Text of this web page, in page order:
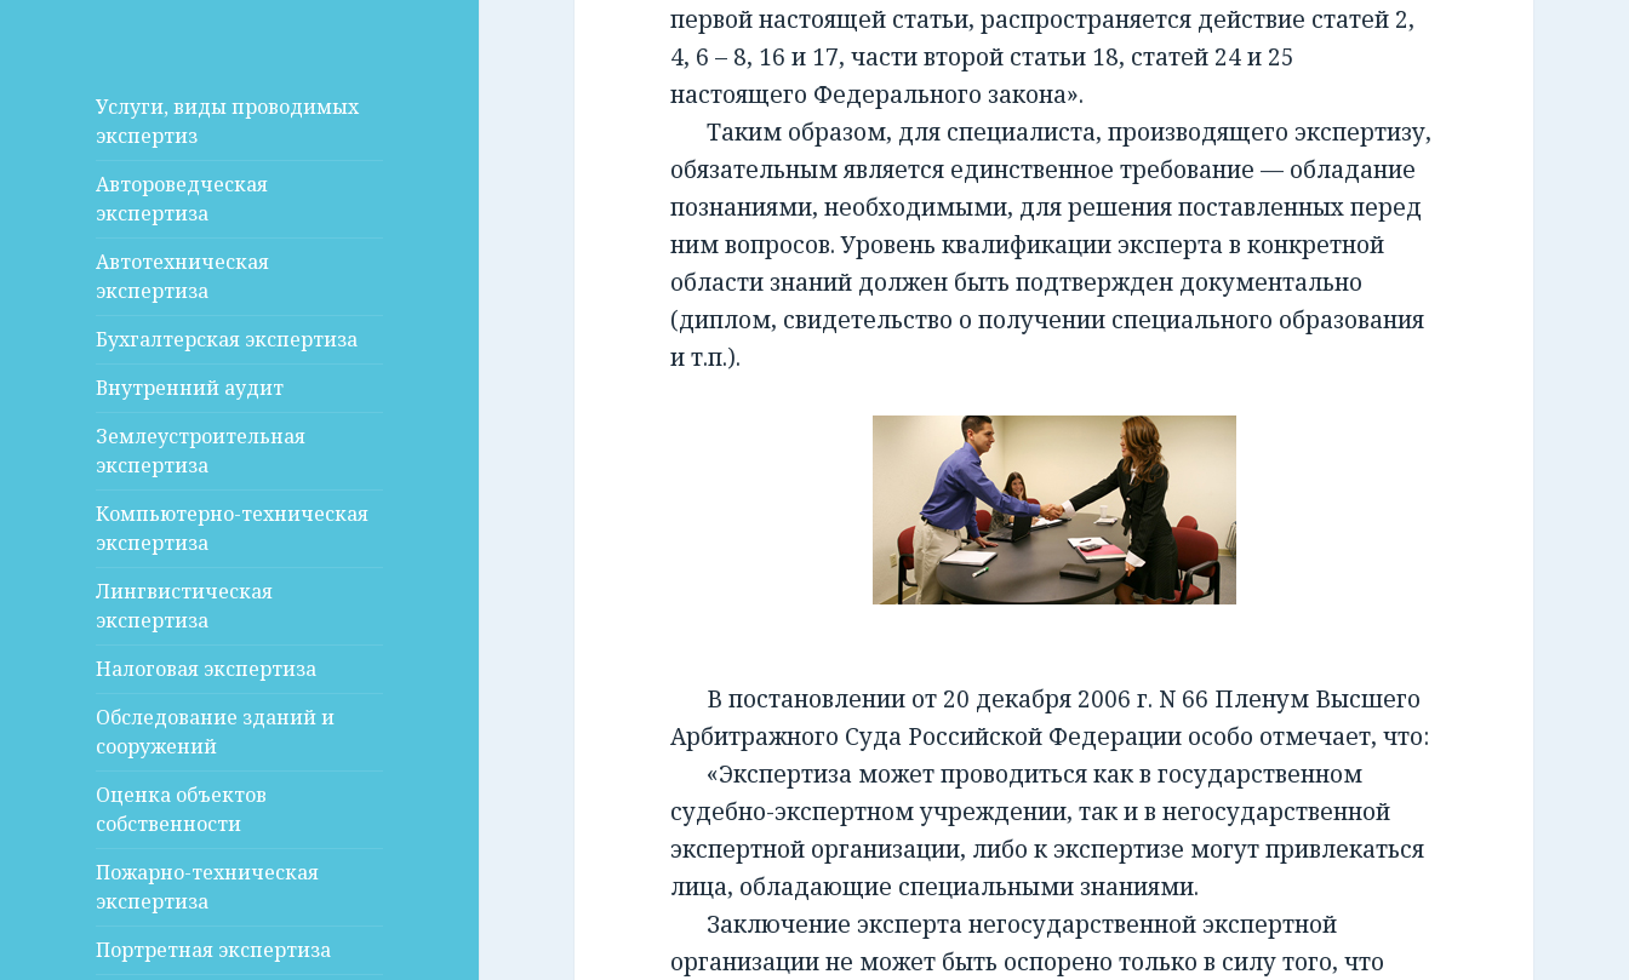
Услуги, виды проводимых
экспертиз
Автороведческая
экспертиза
Автотехническая
экспертиза
Бухгалтерская экспертиза
Внутренний аудит
Землеустроительная
экспертиза
Компьютерно-техническая
экспертиза
Лингвистическая
экспертиза
Налоговая экспертиза
Обследование зданий и
сооружений
Оценка объектов
собственности
Пожарно-техническая
экспертиза
Портретная экспертиза
первой настоящей статьи, распространяется действие статей 2,
4, 6 – 8, 16 и 17, части второй статьи 18, статей 24 и 25
настоящего Федерального закона».
Таким образом, для специалиста, производящего экспертизу,
обязательным является единственное требование — обладание
познаниями, необходимыми, для решения поставленных перед
ним вопросов. Уровень квалификации эксперта в конкретной
области знаний должен быть подтвержден документально
(диплом, свидетельство о получении специального образования
и т.п.).
В постановлении от 20 декабря 2006 г. N 66 Пленум Высшего
Арбитражного Суда Российской Федерации особо отмечает, что:
«Экспертиза может проводиться как в государственном
судебно-экспертном учреждении, так и в негосударственной
экспертной организации, либо к экспертизе могут привлекаться
лица, обладающие специальными знаниями.
Заключение эксперта негосударственной экспертной
организации не может быть оспорено только в силу того, что